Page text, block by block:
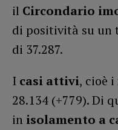
il Circondario
di positività su un
di 37.287.
I casi attivi, cioè i
28.134 (+779). Di
in isolamento a